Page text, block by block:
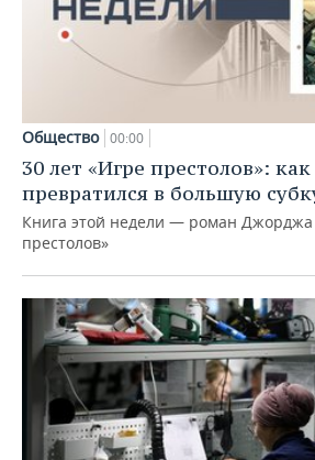
Общество 00:00
30 лет «Игре престолов»:
превратился в большую
Книга этой недели — роман
престолов»